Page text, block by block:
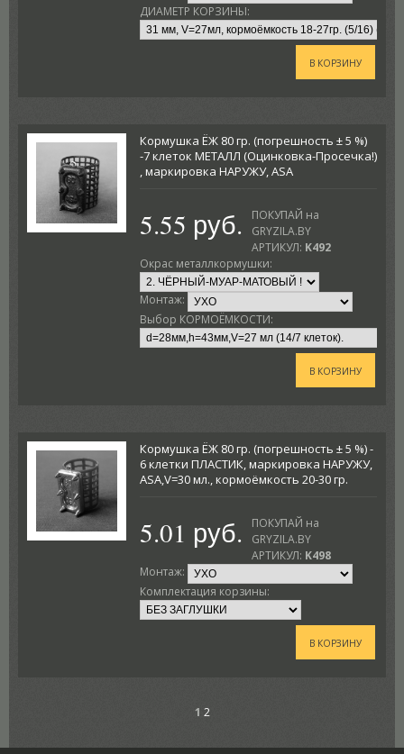
ДИАМЕТР КОРЗИНЫ:
В КОРЗИНУ
Кормушка ЁЖ 80 гр. (погрешность ± 5 %)
-7 клеток МЕТАЛЛ (Оцинковка-Просечка!)
, маркировка НАРУЖУ, ASA
5.55 руб.
ПОКУПАЙ на
GRYZILA.BY
АРТИКУЛ: K492
Окрас металлкормушки:
Монтаж:
Выбор КОРМОЁМКОСТИ:
В КОРЗИНУ
Кормушка ЁЖ 80 гр. (погрешность ± 5 %) -
6 клетки ПЛАСТИК, маркировка НАРУЖУ,
ASA,V=30 мл., кормоёмкость 20-30 гр.
5.01 руб.
ПОКУПАЙ на
GRYZILA.BY
АРТИКУЛ: K498
Монтаж:
Комплектация корзины:
В КОРЗИНУ
1 2